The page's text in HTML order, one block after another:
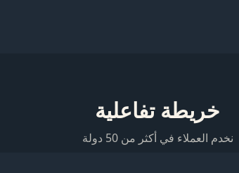
خريطة تفاعلية
نخدم العملاء في أكثر من 50 دولة